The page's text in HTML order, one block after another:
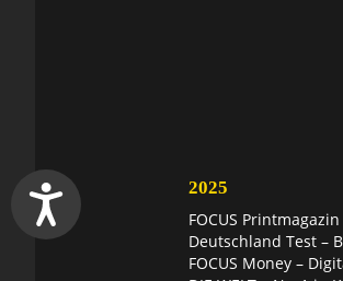
2025
FOCUS
Deutschland Test –
FOCUS Money –